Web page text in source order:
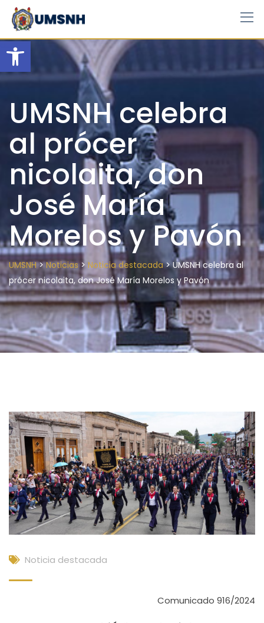
Open toolbar
Skip
content
UMSNH celebra
al prócer
nicolaita, don
José María
Morelos y Pavón
UMSNH>Noticias> Noticia destacada>UMSNH celebra al
prócer nicolaita, don José María Morelos y Pavón
Noticia destacada
Comunicado 916/2024